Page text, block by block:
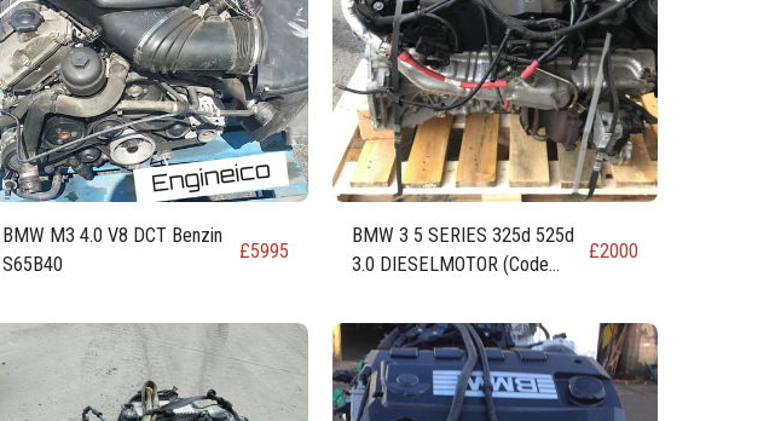
BMW M3 4.0 V8 DCT Benzin
S65B40
£5995
BMW 3 5 SERIES 325d 525d
3.0 DIESELMOTOR (Code
£2000